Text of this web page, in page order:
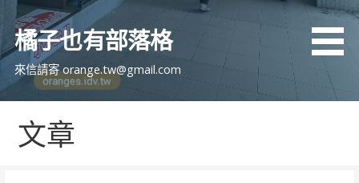
至
主
內
橘子也有部落格
來信請寄 orange.tw@gmail.com
文章